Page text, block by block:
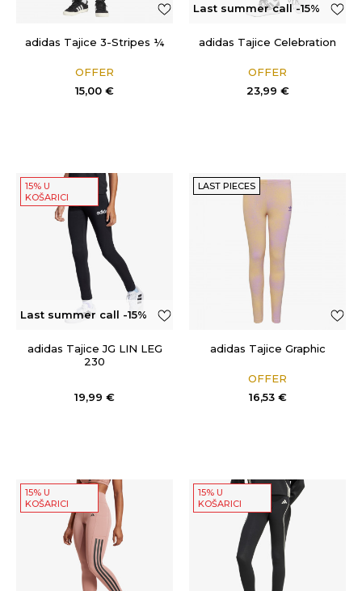
adidas Tajice 3-Stripes ¼
OFFER
15,00 €
Last summer call -15%
OFF
adidas Tajice Celebration
OFFER
23,99 €
15% U
KOŠARICI
Last summer call -15%
OFF
adidas Tajice JG LIN LEG
230
19,99 €
LAST PIECES
adidas Tajice Graphic
OFFER
16,53 €
15% U
KOŠARICI
15% U
KOŠARICI